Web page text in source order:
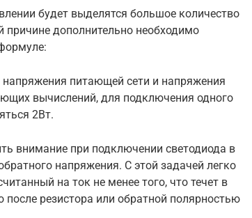
будет выделятся большое количество
причине дополнительно необходимо
питающей сети и напряжения
вычислений, для подключения одного
2Вт.
внимание при подключении светодиода в
напряжения. С этой задачей легко
на ток не менее того, что течет в
резистора или обратной полярностью